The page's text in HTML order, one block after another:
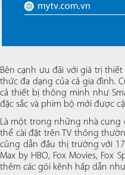
Bên cạnh ưu đãi với giá trị
thức đa dạng của cả gia đình.
cả thiết bị thông minh như
đặc sắc và phim bộ mới được
Là một trong những nhà cung
thể cài đặt trên TV thông
cũng dẫn đầu thị trường với
Max by HBO, Fox Movies, Fox
thêm các gói kênh hấp dẫn